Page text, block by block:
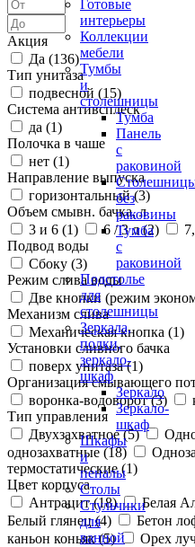
Готовые
интерьеры
Коллекции
мебели
Тумбы
и
столешницы
Тумба
Панель
с
раковиной
без
раковины
Тумба
с
раковиной
Подстолье
для
столешницы
Зеркала,
полки,
зеркало-
шкаф
Зеркало
Зеркало-
шкаф
Шкафы
и
пеналы
Столы
Стульчики
для
ванной
Акция
Да (136)
Тип унитаза
подвесной (15)
Система антивсплеск
да (1)
Полочка в чаше
нет (1)
Направление выпуска
горизонтальный (3)
Объем смывн. бачка, л
3 и 6 (1) 6 / 3 л (2)
Подвод воды
Сбоку (3)
Режим слива воды
Две кнопки (режим
Механизм слива
Механическая кнопка (1)
Установки сливного бачка
поверх унитаза (1)
Организация смывающего
воронка-водоворот (3)
Тип управления
Двухзахватное (5)
однозахватные (18)
термостатические (1)
Цвет корпуса
Антрацит (18) Белая
Белый глянец (4) Бетон
каньон коньяк (5) Орех